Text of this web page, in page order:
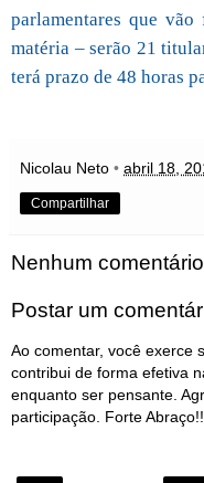
parlamentares que
matéria – serão 21
terá prazo de 48 horas
Nicolau Neto • abril 18,
Compartilhar
Nenhum
Postar um
Ao comentar, você exerce
contribui de forma efetiva
enquanto ser pensante.
participação. Forte